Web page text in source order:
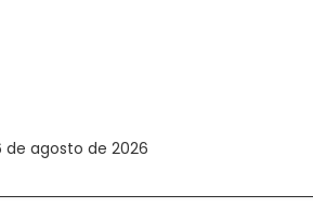
de agosto de 2026